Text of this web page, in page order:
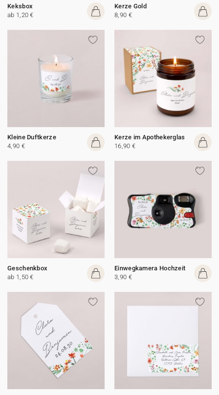
Keksbox
ab 1,20 €
Kerze Gold
8,90 €
Kleine Duftkerze
4,90 €
Kerze im Apothekerglas
16,90 €
Geschenkbox
ab 1,50 €
Einwegkamera Hochzeit
3,90 €